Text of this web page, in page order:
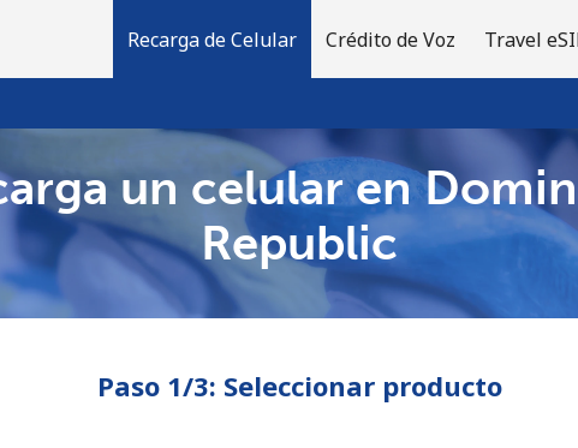
Recarga de Celular Crédito de Voz Travel
¡Bienvenido!
¿Ya tienes una cuenta? Inicia sesión →
Regístrate con
un celular en
Republic
Paso 1/3: Seleccionar producto